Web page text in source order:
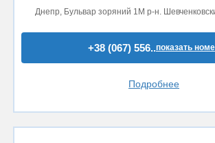
Днепр, Бульвар зоряний 1М р-н.
+38 (067) 556..показать
Подробнее